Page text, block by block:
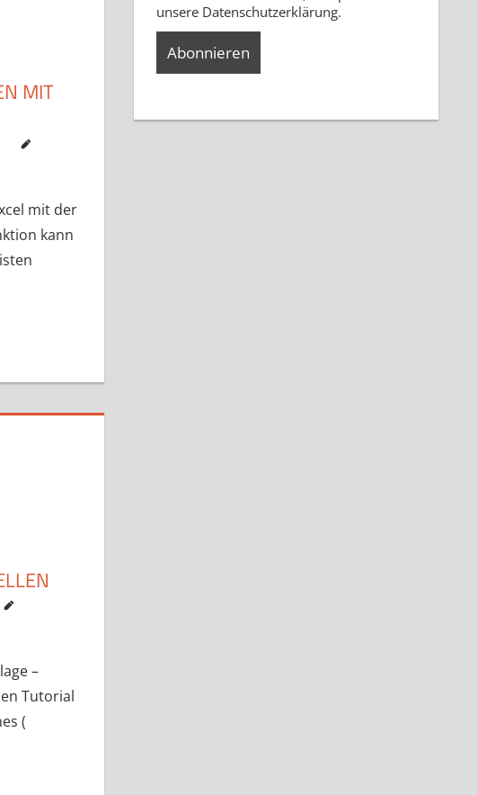
MIT
mit der
kann
–
Tutorial
(
unsere Datenschutzerklärung.